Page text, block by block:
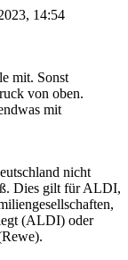
14:54
mit. Sonst
von oben.
mit
nicht
Dies gilt für ALDI,
(ALDI) oder